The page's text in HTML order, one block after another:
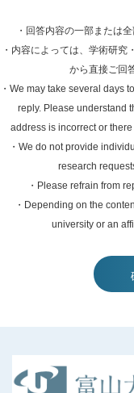
・回答内容の一部または
・内容によっては、学術研
から直接ご回
・We may take several days
reply. Please understand
address is incorrect or
・We do not provide
research
・Please refrain from
・Depending on the
university or an